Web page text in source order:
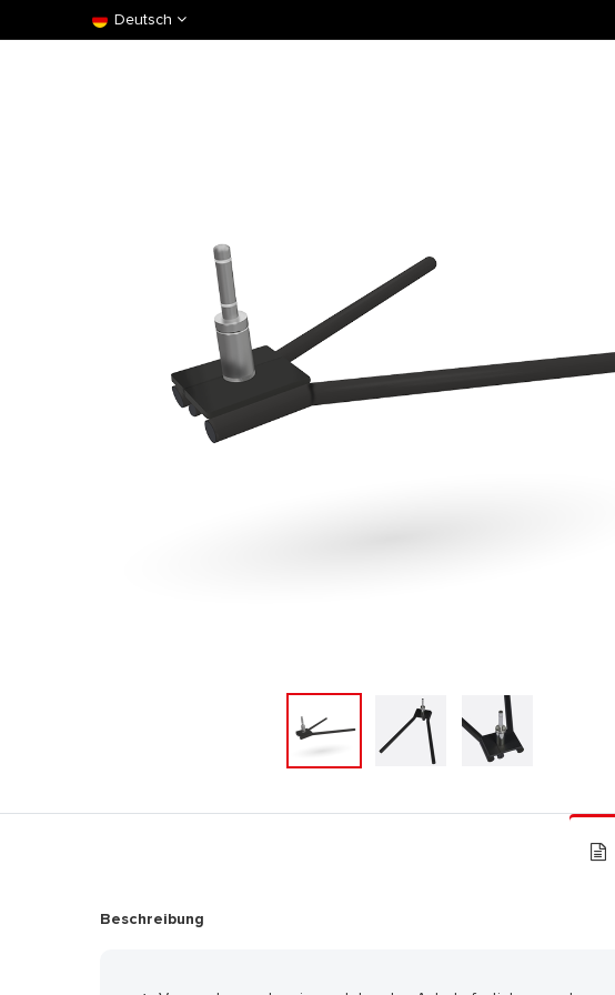
Deutsch
Beschreibung